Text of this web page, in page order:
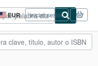
EUR
Preferencias
de
compra
del
Iniciar sesión